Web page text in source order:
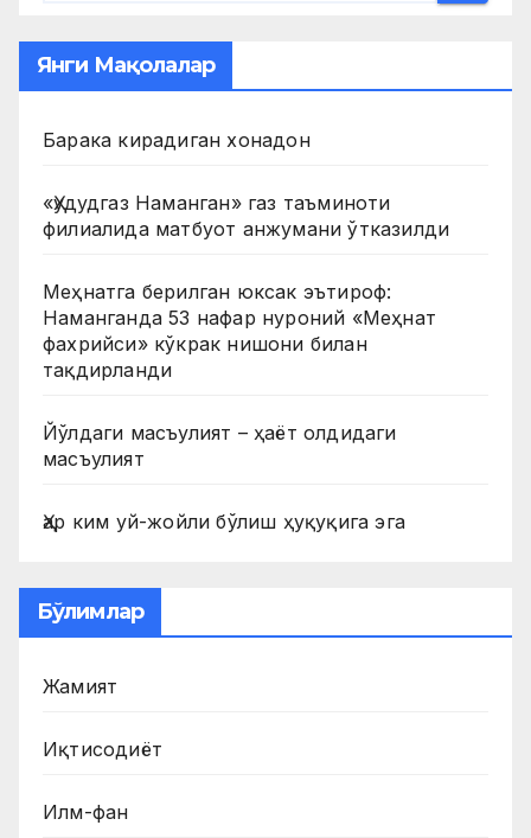
Янги Мақолалар
Барака кирадиган хонадон
«Ҳудудгаз Наманган» газ таъминоти
филиалида матбуот анжумани ўтказилди
Меҳнатга берилган юксак эътироф:
Наманганда 53 нафар нуроний «Меҳнат
фахрийси» кўкрак нишони билан
тақдирланди
Йўлдаги масъулият – ҳаёт олдидаги
масъулият
Ҳар ким уй-жойли бўлиш ҳуқуқига эга
Бўлимлар
Жамият
Иқтисодиёт
Илм-фан